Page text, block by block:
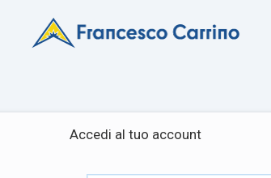
Accedi al tuo account